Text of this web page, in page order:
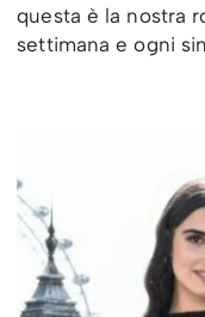
questa è la nostra
settimana e ogni